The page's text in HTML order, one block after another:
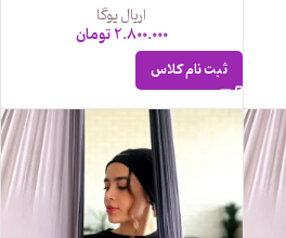
اریال یوگا
2.800.000تومان
ثبت نام کلاس